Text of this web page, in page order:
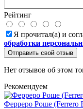
Рейтинг
Я прочитал(а) и
обработки
Отправить свой отзыв
Нет отзывов об этом
Рекомендуем
Ферреро Роше (Ferrero